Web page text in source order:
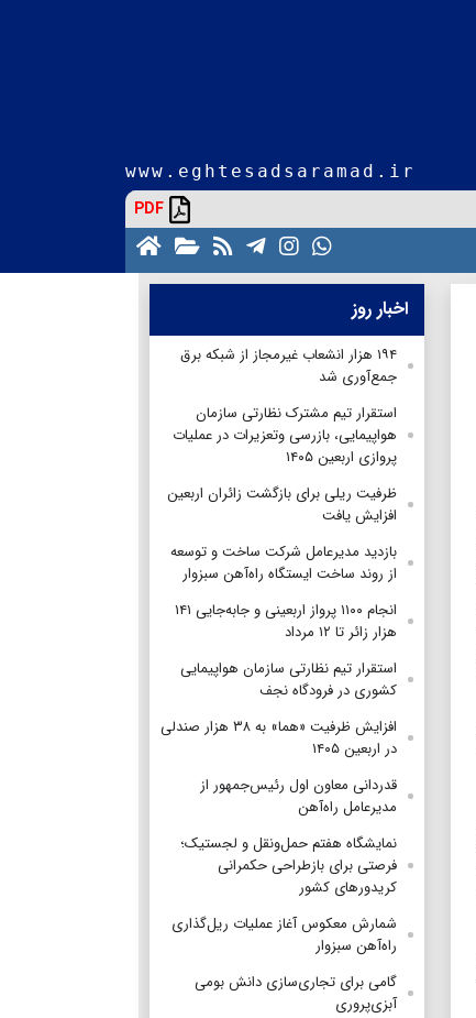
www.eghtesadsaramad.ir
PDF
اخبار روز
۱۹۴ هزار انشعاب غیرمجاز از شبکه برق
جمع‌آوری شد
استقرار تیم مشترک نظارتی سازمان
هواپیمایی، بازرسی وتعزیرات در عملیات
پروازی اربعین ۱۴۰۵
ظرفیت ریلی برای بازگشت زائران اربعین
افزایش یافت
بازدید مدیرعامل شرکت ساخت و توسعه
از روند ساخت ایستگاه راه‌آهن سبزوار
انجام ۱۱۰۰ پرواز اربعینی و جابه‌جایی ۱۴۱
هزار زائر تا ۱۲ مرداد
استقرار تیم‌ نظارتی سازمان هواپیمایی
کشوری در فرودگاه نجف
افزایش ظرفیت «هما» به ۳۸ هزار صندلی
در اربعین ۱۴۰۵
قدردانی معاون اول رئیس‌جمهور از
مدیرعامل راه‌آهن
نمایشگاه هفتم حمل‌ونقل و لجستیک؛
فرصتی برای بازطراحی حکمرانی
کریدورهای کشور
شمارش معکوس آغاز عملیات ریل‌گذاری
راه‌آهن سبزوار
گامی برای تجاری‌سازی دانش بومی
آبزی‌پروری